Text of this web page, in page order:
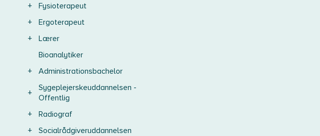
+
Fysioterapeut
+
Ergoterapeut
+
Lærer
Bioanalytiker
+
Administrationsbachelor
+
Sygeplejerskeuddannelsen -
Offentlig
+
Radiograf
+
Socialrådgiveruddannelsen